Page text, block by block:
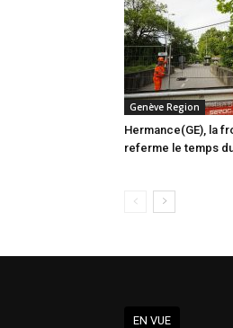
Genève Region
Hermance(GE), la
referme le temps
EN VUE